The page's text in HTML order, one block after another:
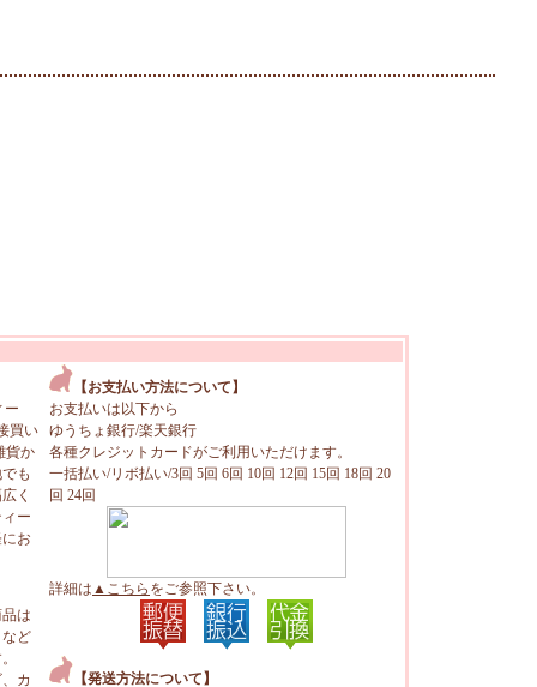
ー
買い
貨か
も
く
ー
お
は
ど
カ
【お支払い方法について】
お支払いは以下から
ゆうちょ銀行/楽天銀行
各種クレジットカードがご利用いただけます。
一括払い/リボ払い/3回 5回 6回 10回 12回 15回 18回 20
回 24回
詳細は ▲こちら をご参照下さい。
【発送方法について】